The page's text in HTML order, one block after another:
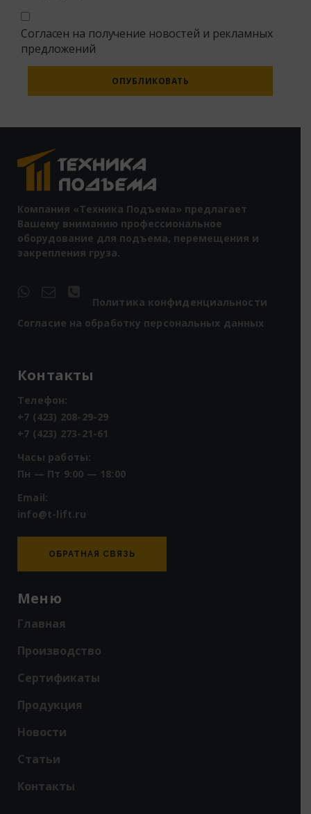
Согласен на получение новостей и рекламных
предложений
Компания «Техника Подъема» предлагает
Вашему вниманию профессиональное
оборудование для подъема, перемещения и
закрепления груза.
Политика конфиденциальности
Согласие на обработку персональных данных
Контакты
Телефон:
+7 (423) 208-29-29
+7 (423) 273-21-61
Часы работы:
Пн — Пт 9:00 — 18:00
Email:
info@t-lift.ru
ОБРАТНАЯ СВЯЗЬ
Меню
Главная
Производство
Сертификаты
Продукция
Новости
Статьи
Контакты